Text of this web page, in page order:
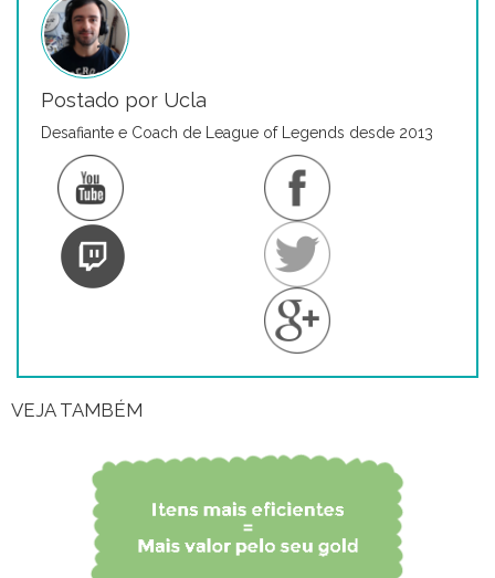
Postado por Ucla
Desafiante e Coach de League of Legends desde 2013
VEJA TAMBÉM